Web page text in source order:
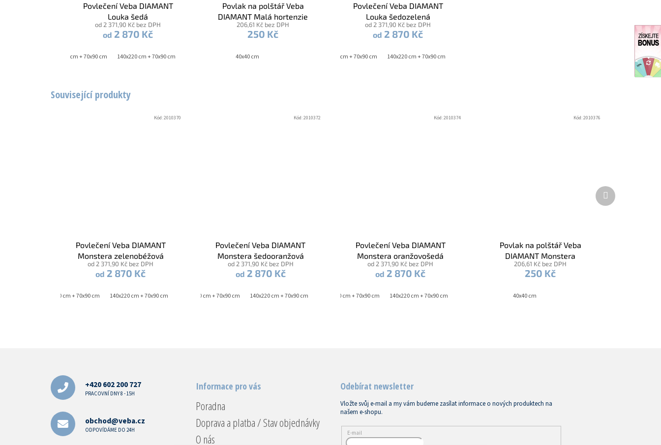
Související produkty
Povlečení Veba DIAMANT
Monstera zelenobéžová
od 2 371,90 Kč bez DPH
od 2 870 Kč
140x200 cm + 70x90 cm 140x220 cm + 70x90 cm
Kód:2010370
Povlečení Veba DIAMANT
Monstera šedooranžová
od 2 371,90 Kč bez DPH
od 2 870 Kč
140x200 cm + 70x90 cm 140x220 cm + 70x90 cm
Kód:2010372
Povlečení Veba DIAMANT
Monstera oranžovošedá
od 2 371,90 Kč bez DPH
od 2 870 Kč
140x200 cm + 70x90 cm 140x220 cm + 70x90 cm
Kód:2010374
Povlak na polštář Veba
DIAMANT Monstera
zelenobéžová
206,61 Kč bez DPH
250 Kč
40x40 cm
Kód:2010376
Další
produkt
Povlečení Veba DIAMANT
Louka šedá
od 2 371,90 Kč bez DPH
od 2 870 Kč
140x200 cm + 70x90 cm 140x220 cm + 70x90 cm
Povlak na polštář Veba
DIAMANT Malá hortenzie
světlá modrá
206,61 Kč bez DPH
250 Kč
40x40 cm
Povlečení Veba DIAMANT
Louka šedozelená
od 2 371,90 Kč bez DPH
od 2 870 Kč
140x200 cm + 70x90 cm 140x220 cm + 70x90 cm
+420 602 200 727
PRACOVNÍ DNY 8 - 15H
obchod@veba.cz
ODPOVÍDÁME DO 24H
Informace pro vás
Poradna
Doprava a platba / Stav objednávky
O nás
Odebírat newsletter
Vložte svůj e-mail a my vám budeme zasílat informace o nových produktech na
našem e-shopu.
E-mail